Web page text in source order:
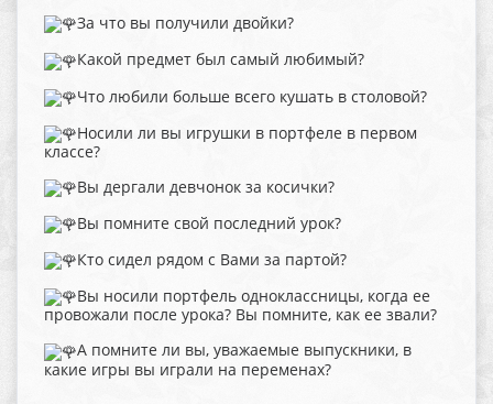
За что вы получили двойки?
Какой предмет был самый любимый?
Что любили больше всего кушать в столовой?
Носили ли вы игрушки в портфеле в первом
классе?
Вы дергали девчонок за косички?
Вы помните свой последний урок?
Кто сидел рядом с Вами за партой?
Вы носили портфель одноклассницы, когда ее
провожали после урока? Вы помните, как ее звали?
А помните ли вы, уважаемые выпускники, в
какие игры вы играли на переменах?